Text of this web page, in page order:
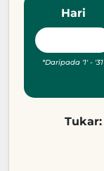
Hari
*Daripada '1' -
Tukar: